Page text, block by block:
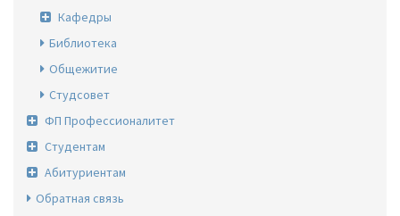
Кафедры
Библиотека
Общежитие
Студсовет
ФП Профессионалитет
Студентам
Абитуриентам
Обратная связь